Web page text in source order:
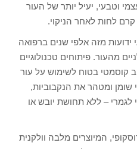
וטבעי, יעיל יותר של העור
קרם לחות לאחר הניקוי.
מזה אלפי שנים ברפואה
מהעור. פיתוחים טכנולוגיים
קוסמטי בטוח לשימוש על עור
ומטהר את הנקבוביות,
לגמרי – ללא תחושת יובש או
המיוצרים מלבה וולקנית